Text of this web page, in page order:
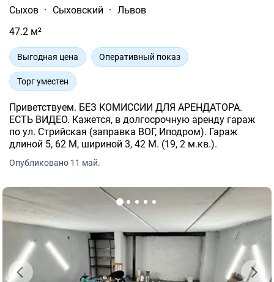
Сыхов · Сыховский · Львов
47.2 м²
Выгодная цена Оперативный показ
Торг уместен
Приветствуем. БЕЗ КОМИССИИ ДЛЯ АРЕНДАТОРА.
ЕСТЬ ВИДЕО. Кажется, в долгосрочную аренду гараж
по ул. Стрийская (заправка ВОГ, Иподром). Гараж
длиной 5, 62 М, шириной 3, 42 М. (19, 2 м.кв.).
Опубликовано 11 май.